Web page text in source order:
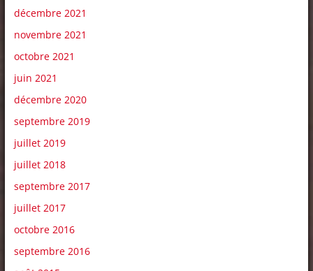
décembre 2021
novembre 2021
octobre 2021
juin 2021
décembre 2020
septembre 2019
juillet 2019
juillet 2018
septembre 2017
juillet 2017
octobre 2016
septembre 2016